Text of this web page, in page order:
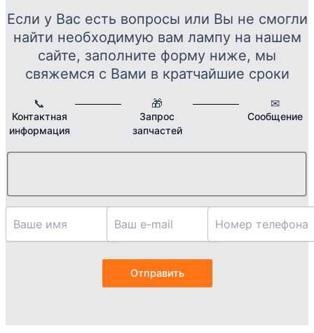
Если у Вас есть вопросы или Вы не смогли
найти необходимую вам лампу на нашем
сайте, заполните форму ниже, мы
свяжемся с Вами в кратчайшие сроки
📞
Контактная
информация
🎁
Запрос
запчастей
✉
Сообщение